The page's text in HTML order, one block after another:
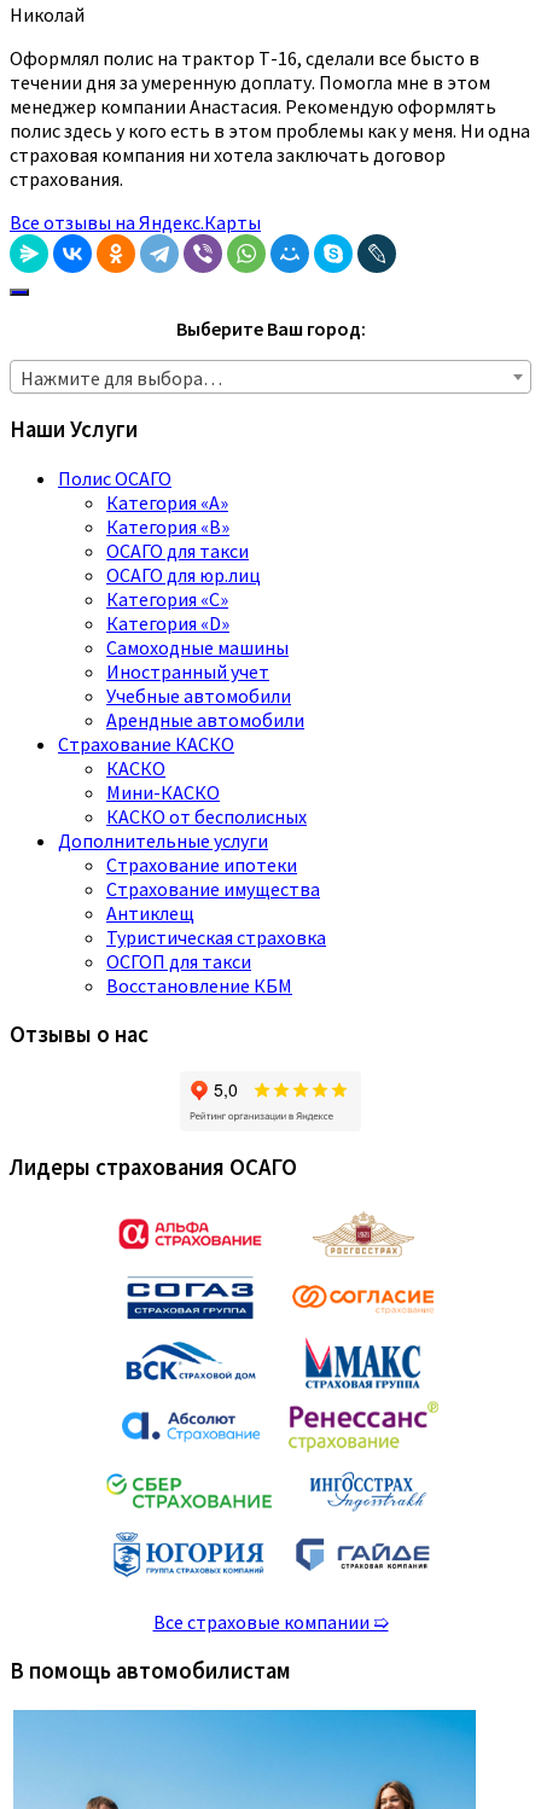
Николай
Оформлял полис на трактор Т-16, сделали все бысто в
течении дня за умеренную доплату. Помогла мне в этом
менеджер компании Анастасия. Рекомендую оформлять
полис здесь у кого есть в этом проблемы как у меня. Ни одна
страховая компания ни хотела заключать договор
страхования.
Все отзывы на Яндекс.Карты
Выберите Ваш город:
Нажмите для выбора…
Наши Услуги
Полис ОСАГО
Категория «A»
Категория «B»
ОСАГО для такси
ОСАГО для юр.лиц
Категория «C»
Категория «D»
Самоходные машины
Иностранный учет
Учебные автомобили
Арендные автомобили
Страхование КАСКО
КАСКО
Мини-КАСКО
КАСКО от бесполисных
Дополнительные услуги
Страхование ипотеки
Страхование имущества
Антиклещ
Туристическая страховка
ОСГОП для такси
Восстановление КБМ
Отзывы о нас
Лидеры страхования ОСАГО
Все страховые компании ➯
В помощь автомобилистам